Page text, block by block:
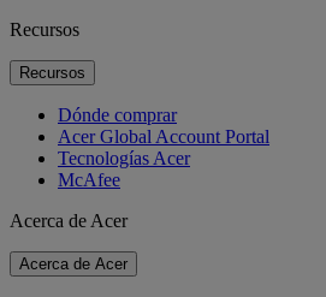
Recursos
Recursos
Dónde comprar
Acer Global Account Portal
Tecnologías Acer
McAfee
Acerca de Acer
Acerca de Acer